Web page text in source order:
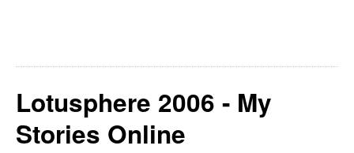
Lotusphere 2006 - My
Stories Online